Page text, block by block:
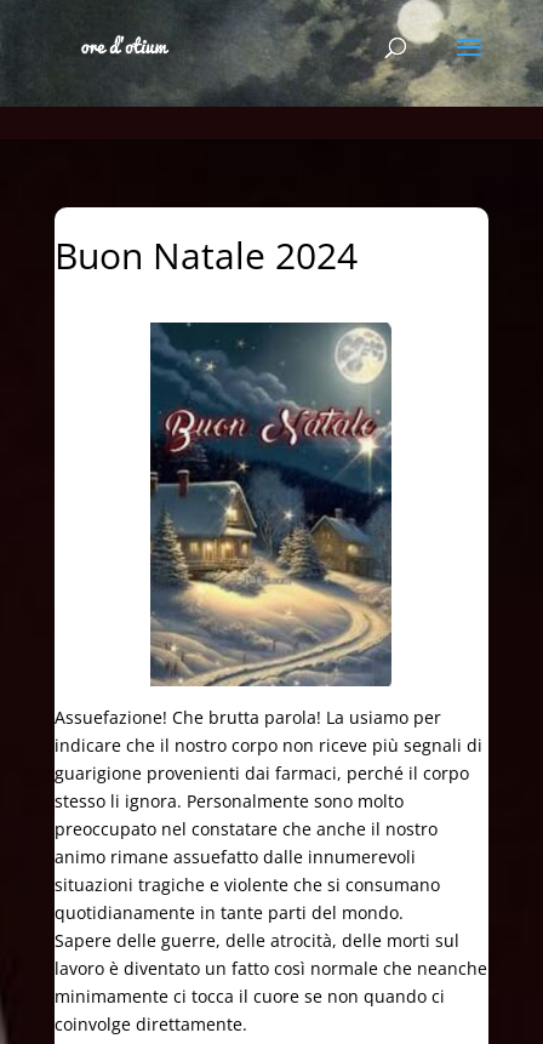
Buon Natale 2024
Assuefazione! Che brutta parola! La usiamo per
indicare che il nostro corpo non riceve più segnali di
guarigione provenienti dai farmaci, perché il corpo
stesso li ignora. Personalmente sono molto
preoccupato nel constatare che anche il nostro
animo rimane assuefatto dalle innumerevoli
situazioni tragiche e violente che si consumano
quotidianamente in tante parti del mondo.
Sapere delle guerre, delle atrocità, delle morti sul
lavoro è diventato un fatto così normale che neanche
minimamente ci tocca il cuore se non quando ci
coinvolge direttamente.